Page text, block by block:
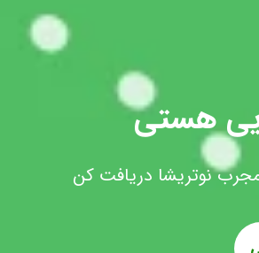
هستی
نوتریشا دریافت کن